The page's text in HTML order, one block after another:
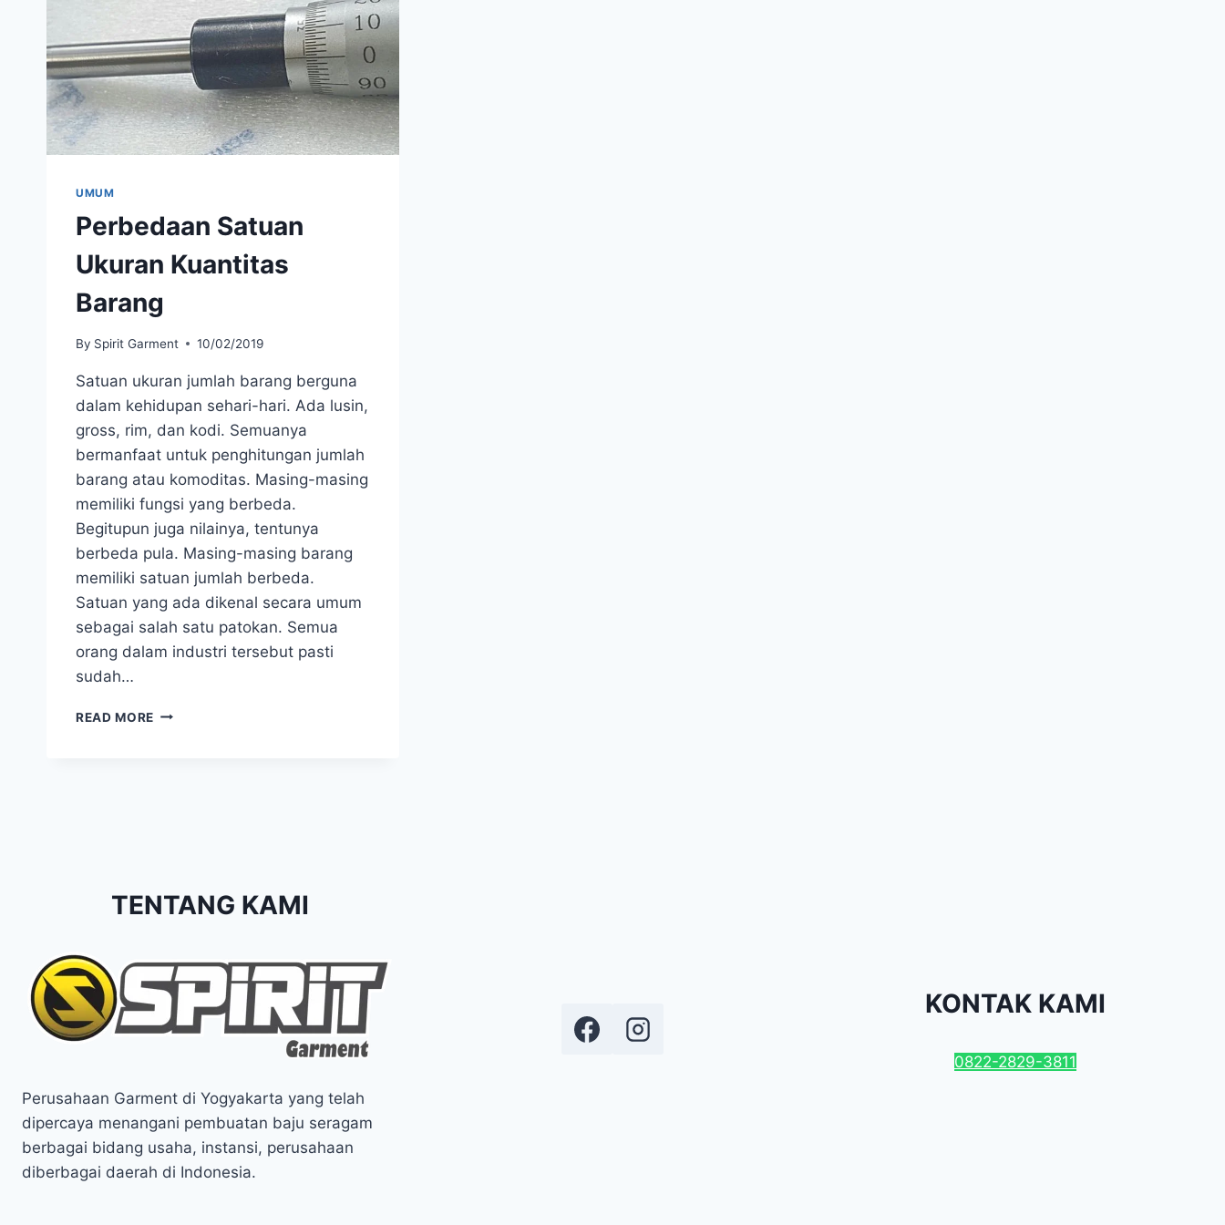
UMUM
Perbedaan Satuan
Ukuran Kuantitas
Barang
By Spirit Garment 10/02/2019
Satuan ukuran jumlah barang berguna
dalam kehidupan sehari-hari. Ada lusin,
gross, rim, dan kodi. Semuanya
bermanfaat untuk penghitungan jumlah
barang atau komoditas. Masing-masing
memiliki fungsi yang berbeda.
Begitupun juga nilainya, tentunya
berbeda pula. Masing-masing barang
memiliki satuan jumlah berbeda.
Satuan yang ada dikenal secara umum
sebagai salah satu patokan. Semua
orang dalam industri tersebut pasti
sudah…
READ MORE PERBEDAAN
TENTANG KAMI
Perusahaan Garment di Yogyakarta yang telah
dipercaya menangani pembuatan baju seragam
berbagai bidang usaha, instansi, perusahaan
diberbagai daerah di Indonesia.
KONTAK KAMI
0822-2829-3811